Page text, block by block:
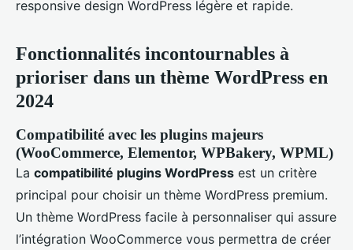
responsive design WordPress légère et rapide.
Fonctionnalités incontournables à
prioriser dans un thème WordPress en
2024
Compatibilité avec les plugins majeurs
(WooCommerce, Elementor, WPBakery, WPML)
La compatibilité plugins WordPress est un critère
principal pour choisir un thème WordPress premium.
Un thème WordPress facile à personnaliser qui assure
l’intégration WooCommerce vous permettra de créer